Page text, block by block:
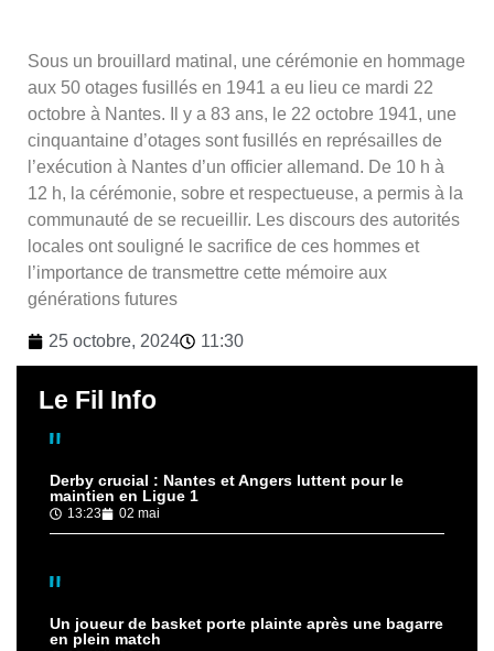
Sous un brouillard matinal, une cérémonie en hommage
aux 50 otages fusillés en 1941 a eu lieu ce mardi 22
octobre à Nantes. Il y a 83 ans, le 22 octobre 1941, une
cinquantaine d’otages sont fusillés en représailles de
l’exécution à Nantes d’un officier allemand. De 10 h à
12 h, la cérémonie, sobre et respectueuse, a permis à la
communauté de se recueillir. Les discours des autorités
locales ont souligné le sacrifice de ces hommes et
l’importance de transmettre cette mémoire aux
générations futures
25 octobre, 2024 11:30
Le Fil Info
Derby crucial : Nantes et Angers luttent pour le
maintien en Ligue 1
13:23 02 mai
Un joueur de basket porte plainte après une bagarre
en plein match